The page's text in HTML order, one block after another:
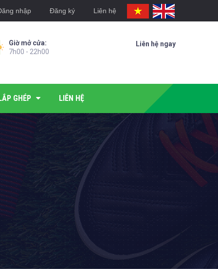
nhập Đăng ký Liên hệ
Giờ mở cửa:
7h00 - 22h00
Liên hệ ngay
GHÉP LIÊN HỆ